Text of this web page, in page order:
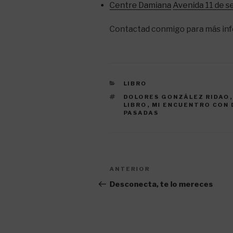
Centre Damiana Avenida 11 de
Contactad conmigo para más
CATEGORÍAS
LIBRO
ETIQUETAS
DOLORES GONZÁLEZ RIDAO ,
LIBRO , MI ENCUENTRO CON
PASADAS
Navegación
de
Entrada
anterior:
ANTERIOR
Desconecta, te lo mereces